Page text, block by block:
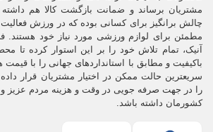
مشتریان برساند و ضمانت بازگشت کالا هم
چالش برانگیز برای کسانی بوده که در ورزش فعالیت
مطمئن برای لوازم ورزشی مورد نیاز خود هستند.
آنیک، تمام تلاش خود را بر این استوار کرده تا
باکیفیت و مطابق با استانداردهای جهانی را با
سریعترین حالت ممکن در اختیار مشتریان قرار داده
را در جهت صرفه جویی در وقت و هزینه مردم عزیز
کشورمان داشته باشد.